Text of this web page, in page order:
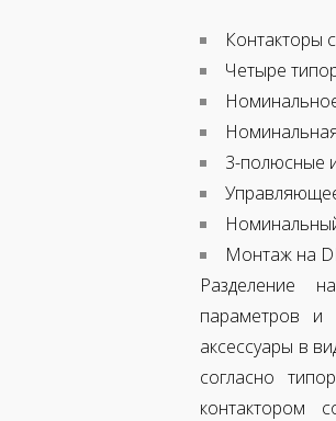
Контакторы
Четыре
3-полюсные
Монтаж на
Разделение
параметров и
аксессуары в
согласно
контактором